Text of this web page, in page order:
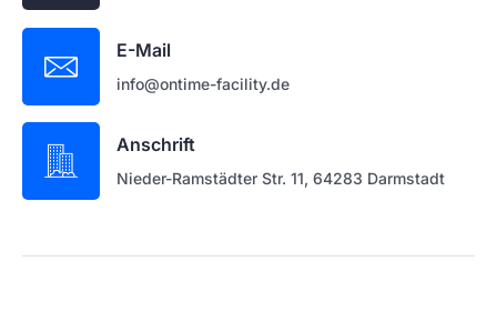
E-Mail
info@ontime-facility.de
Anschrift
Nieder-Ramstädter Str. 11, 64283 Darmstadt